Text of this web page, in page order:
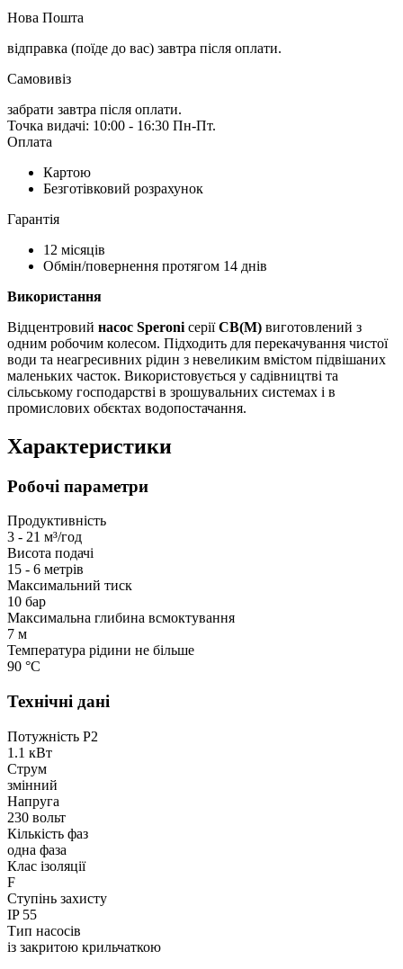
Нова Пошта
відправка (поїде до вас) завтра після оплати.
Самовивіз
забрати завтра після оплати.
Точка видачі: 10:00 - 16:30 Пн-Пт.
Оплата
Картою
Безготівковий розрахунок
Гарантія
12 місяців
Обмін/повернення протягом 14 днів
Використання
Відцентровий насос Speroni серіїCB(M) виготовлений з
одним робочим колесом. Підходить для перекачування чистої
води та неагресивних рідин з невеликим вмістом підвішаних
маленьких часток. Використовується у садівництві та
сільському господарстві в зрошувальних системах і в
промислових обєктах водопостачання.
Характеристики
Робочі параметри
Продуктивність
3 - 21 м³/год
Висота подачі
15 - 6 метрів
Максимальний тиск
10 бар
Максимальна глибина всмоктування
7 м
Температура рідини не більше
90 °С
Технічні дані
Потужність P2
1.1 кВт
Струм
змінний
Напруга
230 вольт
Кількість фаз
одна фаза
Клас ізоляції
F
Ступінь захисту
IP 55
Тип насосів
із закритою крильчаткою